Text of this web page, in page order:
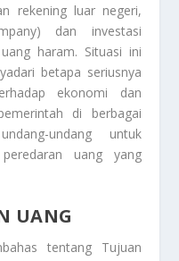
rekening luar negeri,
dan investasi
haram. Situasi ini
betapa seriusnya
ekonomi dan
di berbagai
undang untuk
uang yang
UANG
tentang Tujuan